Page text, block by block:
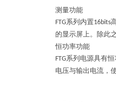
测量功能
FTG系列内置16bits
的显示屏上。除此
恒功率功能
FTG系列电源具有
电压与输出电流，